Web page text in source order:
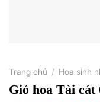
Trang chủ / Hoa sinh
Giỏ hoa Tài cát